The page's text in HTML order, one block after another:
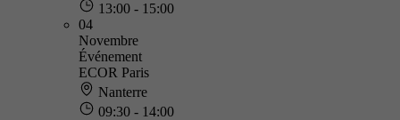
13:00 - 15:00
04
Novembre
Événement
ECOR Paris
Nanterre
09:30 - 14:00